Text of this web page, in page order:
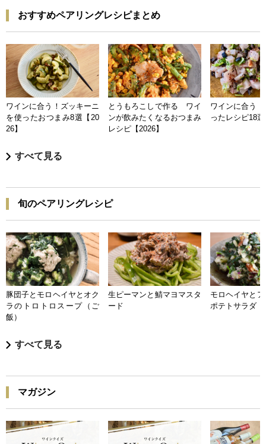
おすすめペアリングレシピまとめ
ワインに合う！ズッキーニ
を使ったおつまみ8選【20
26】
とうもろこしで作る ワイ
ンが飲みたくなるおつまみ
レシピ【2026】
ワインに合う
ったレシピ18
すべて見る
旬のペアリングレシピ
豚団子とモロヘイヤとオク
ラのトロトロスープ（ご
飯）
生ピーマンと鯖マヨマスタ
ード
モロヘイヤと
ポテトサラダ
すべて見る
マガジン